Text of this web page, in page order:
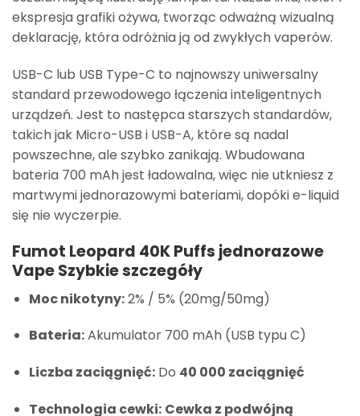
ekspresja grafiki ożywa, tworząc odważną wizualną
deklarację, która odróżnia ją od zwykłych vaperów.
USB-C lub USB Type-C to najnowszy uniwersalny
standard przewodowego łączenia inteligentnych
urządzeń. Jest to następca starszych standardów,
takich jak Micro-USB i USB-A, które są nadal
powszechne, ale szybko zanikają. Wbudowana
bateria 700 mAh jest ładowalna, więc nie utkniesz z
martwymi jednorazowymi bateriami, dopóki e-liquid
się nie wyczerpie.
Fumot Leopard 40K Puffs jednorazowe
Vape Szybkie szczegóły
Moc nikotyny:2% / 5% (20mg/50mg)
Bateria:Akumulator 700 mAh (USB typu C)
Liczba zaciągnięć:Do 40 000 zaciągnięć
Technologia cewki: Cewka z podwójną